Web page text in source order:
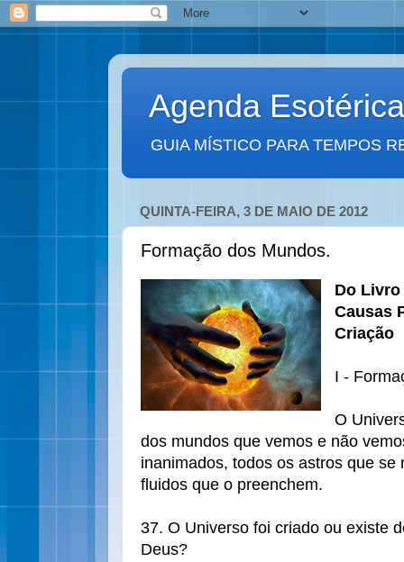
Agenda Esotérica
GUIA MÍSTICO PARA TEMPOS
QUINTA-FEIRA, 3 DE MAIO DE 2012
Formação dos Mundos.
Do
Causas
Criação
I -
O
dos mundos que vemos e não
inanimados, todos os astros que se
fluidos que o preenchem.
37. O Universo foi criado ou existe
Deus?